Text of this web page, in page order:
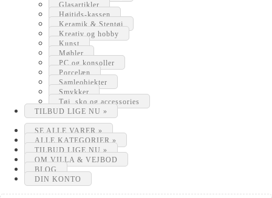
Glasartikler
Højtids-kassen
Keramik & Stentøj
Kreativ og hobby
Kunst
Møbler
PC og konsoller
Porcelæn
Samleobjekter
Smykker
Tøj, sko og accessories
TILBUD LIGE NU »
SE ALLE VARER »
ALLE KATEGORIER »
TILBUD LIGE NU »
OM VILLA & VEJBOD
BLOG
DIN KONTO